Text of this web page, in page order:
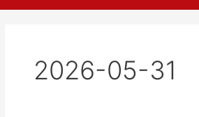
2026-05-31